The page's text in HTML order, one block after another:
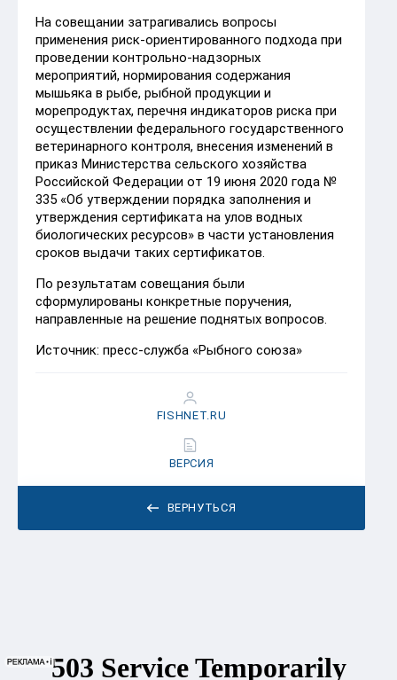
На совещании затрагивались вопросы
применения риск-ориентированного подхода при
проведении контрольно-надзорных
мероприятий, нормирования содержания
мышьяка в рыбе, рыбной продукции и
морепродуктах, перечня индикаторов риска при
осуществлении федерального государственного
ветеринарного контроля, внесения изменений в
приказ Министерства сельского хозяйства
Российской Федерации от 19 июня 2020 года №
335 «Об утверждении порядка заполнения и
утверждения сертификата на улов водных
биологических ресурсов» в части установления
сроков выдачи таких сертификатов.
По результатам совещания были
сформулированы конкретные поручения,
направленные на решение поднятых вопросов.
Источник: пресс-служба «Рыбного союза»
ВЕРНУТЬСЯ
FISHNET.RU
ВЕРСИЯ